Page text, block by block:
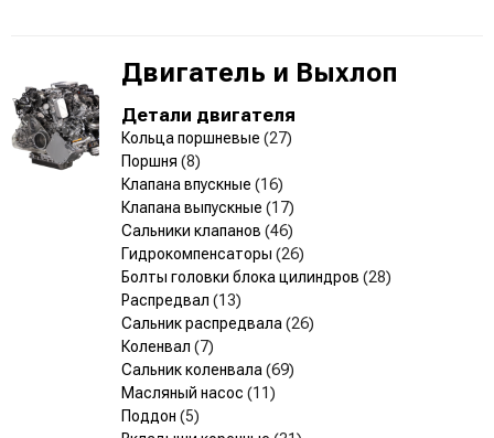
Двигатель и Выхлоп
Детали двигателя
Кольца поршневые (27)
Поршня (8)
Клапана впускные (16)
Клапана выпускные (17)
Сальники клапанов (46)
Гидрокомпенсаторы (26)
Болты головки блока цилиндров (28)
Распредвал (13)
Сальник распредвала (26)
Коленвал (7)
Сальник коленвала (69)
Масляный насос (11)
Поддон (5)